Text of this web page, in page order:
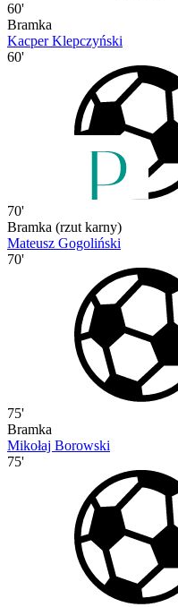
60'
Bramka
Kacper Klepczyński
60'
70'
Bramka (rzut karny)
Mateusz Gogoliński
70'
75'
Bramka
Mikołaj Borowski
75'